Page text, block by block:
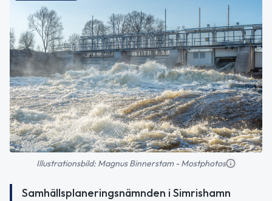
Illustrationsbild: Magnus Binnerstam - Mostphotos
Samhällsplaneringsnämnden i Simrishamn